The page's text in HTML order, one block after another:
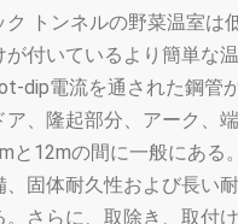
ク トンネルの野菜温室は
が付いているより簡単な
dip電流を通された鋼管
ア、隆起部分、アーク、
と12mの間に一般にある
、固体耐久性および長い
。さらに、取除き、取付